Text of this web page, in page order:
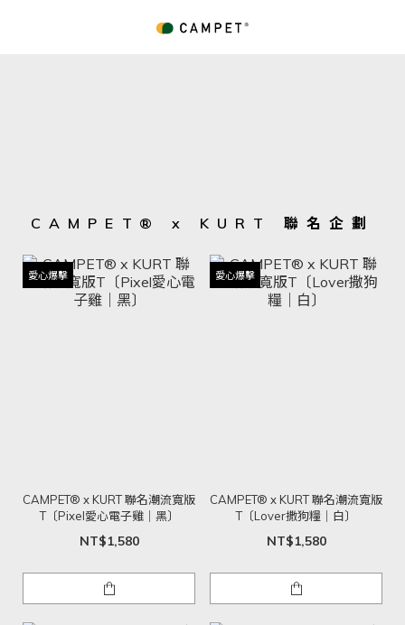
CAMPET® x KURT 聯名企劃
愛心爆擊
CAMPET® x KURT 聯名潮流寬版
T〔Pixel愛心電子雞｜黑〕
NT$1,580
愛心爆擊
CAMPET® x KURT 聯名潮流寬版
T〔Lover撒狗糧｜白〕
NT$1,580